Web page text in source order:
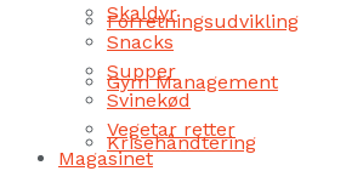
Forretningsudvikling
Gym Management
Krisehåndtering
Skaldyr
Snacks
Supper
Svinekød
Vegetar retter
Magasinet